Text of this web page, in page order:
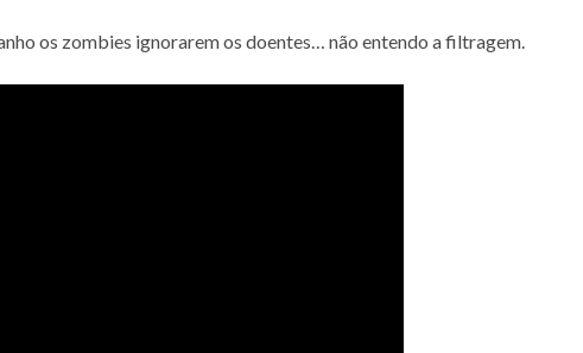
os zombies ignorarem os doentes… não entendo a filtragem.